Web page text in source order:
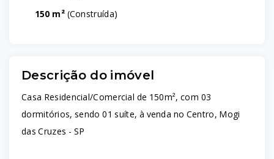
150 m² (Construída)
Descrição do imóvel
Casa Residencial/Comercial de 150m², com 03
dormitórios, sendo 01 suíte, à venda no Centro, Mogi
das Cruzes - SP